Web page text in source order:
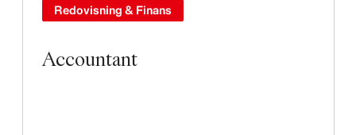
Accountant
Redovisning & Finans